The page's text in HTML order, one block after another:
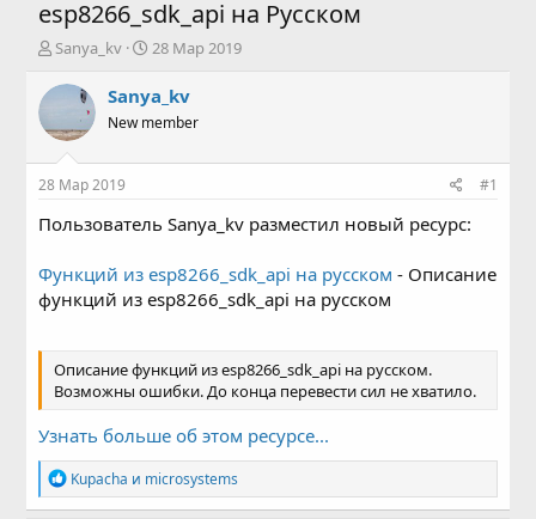
esp8266_sdk_api на Русском
А
т
р
е
м
ы
Sanya_kv
Д
т
н
л
28 Мар 2019
Sanya_kv
New member
28 Мар 2019 #1
Пользователь Sanya_kv разместил новый ресурс:
Функций из esp8266_sdk_api на русском - Описание
функций из esp8266_sdk_api на русском
Описание функций из esp8266_sdk_api на русском.
Возможны ошибки. До конца перевести сил не хватило.
Узнать больше об этом ресурсе...
Р
е
а
Kupacha и microsystems